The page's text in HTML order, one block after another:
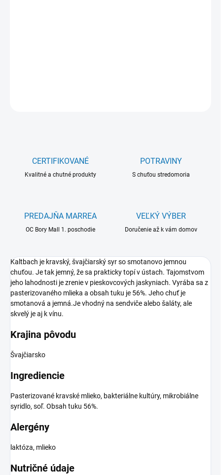
CERTIFIKOVANÉ
Kvalitné a chutné produkty
POTRAVINY
S chuťou stredomoria
PREDAJŇA MARREA
OC Bory Mall 1. poschodie
VEĽKÝ VÝBER
Doručenie až k vám domov
Kaltbach je kravský, švajčiarský syr so smotanovo jemnou
chuťou. Je tak jemný, že sa prakticky topí v ústach. Tajomstvom
jeho lahodnosti je zrenie v pieskovcových jaskyniach. Vyrába sa z
pasterizovaného mlieka a obsah tuku je 56%. Jeho chuť je
smotanová a jemná.Je vhodný na sendviče alebo šaláty, ale
skvelý je aj k vínu.
Krajina pôvodu
Švajčiarsko
Ingrediencie
Pasterizované kravské mlieko, bakteriálne kultúry, mikrobiálne
syridlo, soľ. Obsah tuku 56%.
Alergény
laktóza, mlieko
Nutričné údaje